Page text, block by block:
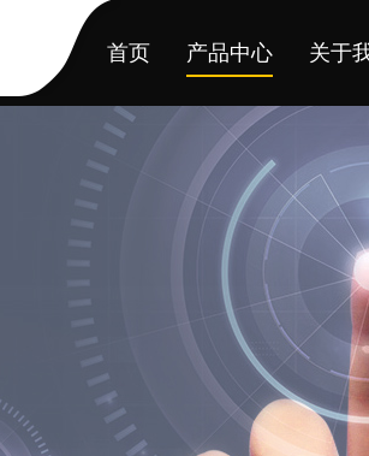
首页 产品中心 关于